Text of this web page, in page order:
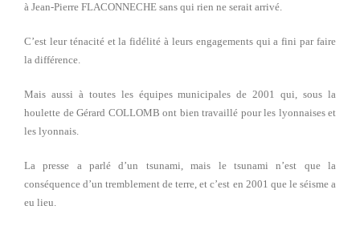
à Jean-Pierre FLACONNECHE sans qui rien ne serait arrivé.
C’est leur ténacité et la fidélité à leurs engagements qui a fini par faire
la différence.
Mais aussi à toutes les équipes municipales de 2001 qui, sous la
houlette de Gérard COLLOMB ont bien travaillé pour les lyonnaises et
les lyonnais.
La presse a parlé d’un tsunami, mais le tsunami n’est que la
conséquence d’un tremblement de terre, et c’est en 2001 que le séisme a
eu lieu.